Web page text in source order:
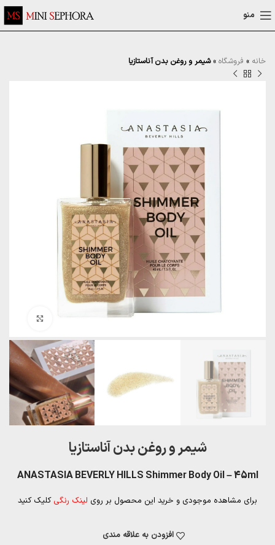
منو
خانه » فروشگاه »شیمر و روغن بدن آناستازیا
شیمر و روغن بدن آناستازیا
ANASTASIA BEVERLY HILLS Shimmer Body Oil – 45ml
برای مشاهده موجودی و خرید این محصول بر روی لینک رنگی کلیک کنید
افزودن به علاقه مندی